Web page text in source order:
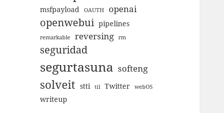
msfpayload OAUTH openai
openwebui pipelines
remarkable reversing rm
seguridad
segurtasuna softeng
solveit stti til Twitter webOS
writeup